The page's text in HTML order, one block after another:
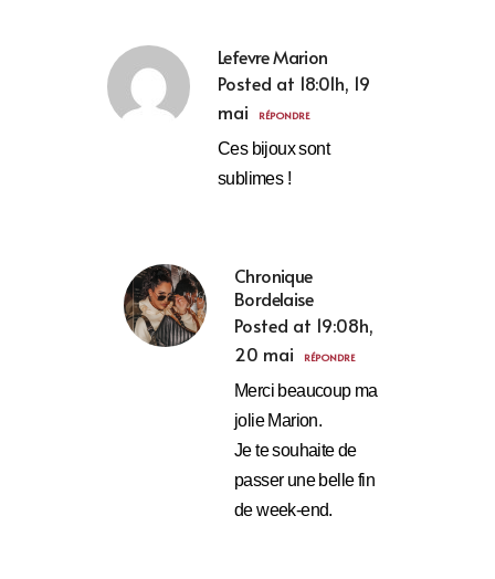
Lefevre Marion
Posted at 18:01h, 19
mai
RÉPONDRE
Ces bijoux sont
sublimes !
Chronique
Bordelaise
Posted at 19:08h,
20 mai
RÉPONDRE
Merci beaucoup ma
jolie Marion.
Je te souhaite de
passer une belle fin
de week-end.